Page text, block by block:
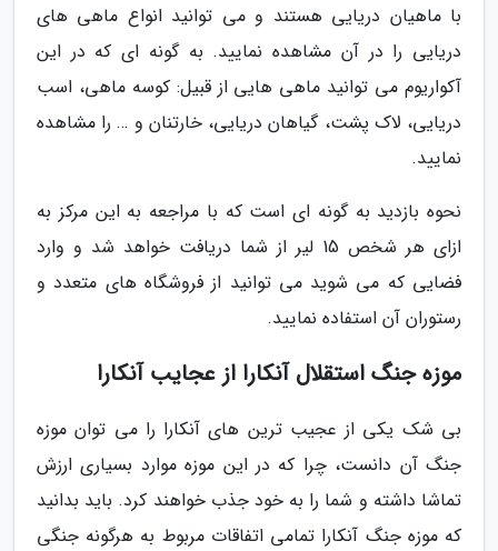
با ماهیان دریایی هستند و می توانید انواع ماهی های
دریایی را در آن مشاهده نمایید. به گونه ای که در این
آکواریوم می توانید ماهی هایی از قبیل: کوسه ماهی، اسب
دریایی، لاک پشت، گیاهان دریایی، خارتنان و … را مشاهده
نمایید.
نحوه بازدید به گونه ای است که با مراجعه به این مرکز به
ازای هر شخص 15 لیر از شما دریافت خواهد شد و وارد
فضایی که می شوید می توانید از فروشگاه های متعدد و
رستوران آن استفاده نمایید.
موزه جنگ استقلال آنکارا از عجایب آنکارا
بی شک یکی از عجیب ترین های آنکارا را می توان موزه
جنگ آن دانست، چرا که در این موزه موارد بسیاری ارزش
تماشا داشته و شما را به خود جذب خواهند کرد. باید بدانید
که موزه جنگ آنکارا تمامی اتفاقات مربوط به هرگونه جنگی